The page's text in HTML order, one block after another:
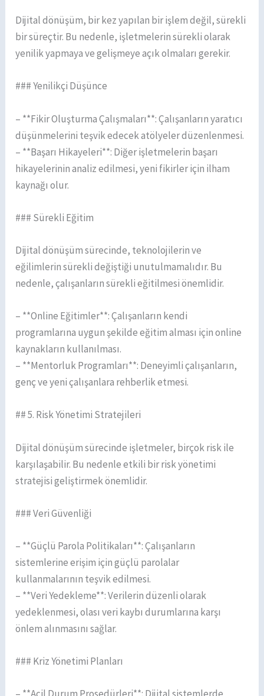
Dijital dönüşüm, bir kez yapılan bir işlem değil, sürekli
bir süreçtir. Bu nedenle, işletmelerin sürekli olarak
yenilik yapmaya ve gelişmeye açık olmaları gerekir.
### Yenilikçi Düşünce
– **Fikir Oluşturma Çalışmaları**: Çalışanların yaratıcı
düşünmelerini teşvik edecek atölyeler düzenlenmesi.
– **Başarı Hikayeleri**: Diğer işletmelerin başarı
hikayelerinin analiz edilmesi, yeni fikirler için ilham
kaynağı olur.
### Sürekli Eğitim
Dijital dönüşüm sürecinde, teknolojilerin ve
eğilimlerin sürekli değiştiği unutulmamalıdır. Bu
nedenle, çalışanların sürekli eğitilmesi önemlidir.
– **Online Eğitimler**: Çalışanların kendi
programlarına uygun şekilde eğitim alması için online
kaynakların kullanılması.
– **Mentorluk Programları**: Deneyimli çalışanların,
genç ve yeni çalışanlara rehberlik etmesi.
## 5. Risk Yönetimi Stratejileri
Dijital dönüşüm sürecinde işletmeler, birçok risk ile
karşılaşabilir. Bu nedenle etkili bir risk yönetimi
stratejisi geliştirmek önemlidir.
### Veri Güvenliği
– **Güçlü Parola Politikaları**: Çalışanların
sistemlerine erişim için güçlü parolalar
kullanmalarının teşvik edilmesi.
– **Veri Yedekleme**: Verilerin düzenli olarak
yedeklenmesi, olası veri kaybı durumlarına karşı
önlem alınmasını sağlar.
### Kriz Yönetimi Planları